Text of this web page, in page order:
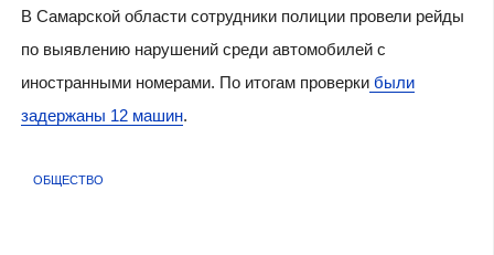
В Самарской области сотрудники полиции провели рейды
по выявлению нарушений среди автомобилей с
иностранными номерами. По итогам проверкибыли
задержаны 12 машин.
ОБЩЕСТВО